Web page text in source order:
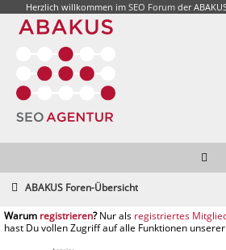
Herzlich willkommen im SEO Forumder
ABAKUS Foren-Übersicht
registrieren registriertes